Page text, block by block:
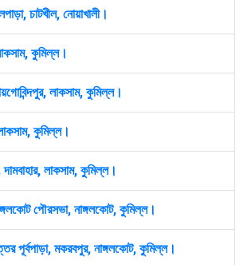
চাটখীল, নোয়াখালী।
কুমিল্ল।
লাকসাম, কুমিল্ল।
কুমিল্ল।
লাকসাম, কুমিল্ল।
পৌরসভা, নাঙ্গলকোট, কুমিল্ল।
পূর্বপাড়া, মকরবপুর, নাঙ্গলকোট, কুমিল্ল।